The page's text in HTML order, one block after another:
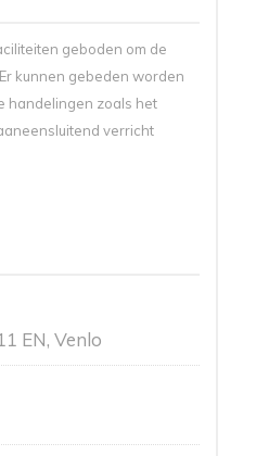
geboden om de
kunnen gebeden worden
handelingen zoals het
verricht
EN, Venlo